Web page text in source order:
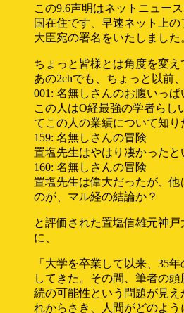
この9.6声明はネットニュー
国在住です、早速ネット上
大臣宛の署名をいたしました
ちょっと皆様とは角度を変え
あの2chでも、ちょっと以前、
001: 名無しさんのお腹いっ
この人はO経最強の学者らし
てこの人の業績について知
159: 名無しさんの冒険
置塩先生はやはり凄かったと
160: 名無しさんの冒険
置塩先生は偉大だったが、他
のが、マル経の結論か？
と評価された置塩信雄元神
に、
「大学を卒業して以来、35
してきた。その間、筆者の
続の可能性という問題が見え
れからさき、人間がどのよ